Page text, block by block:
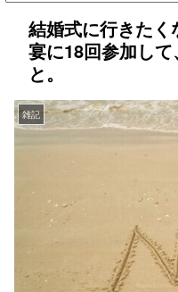
結婚式に行きた
宴に18回参加し
と。
雑記